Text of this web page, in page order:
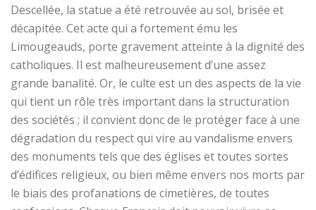
Descellée, la statue a été retrouvée au sol, brisée et
décapitée. Cet acte qui a fortement ému les
Limougeauds, porte gravement atteinte à la dignité des
catholiques. Il est malheureusement d’une assez
grande banalité. Or, le culte est un des aspects de la vie
qui tient un rôle très important dans la structuration
des sociétés ; il convient donc de le protéger face à une
dégradation du respect qui vire au vandalisme envers
des monuments tels que des églises et toutes sortes
d’édifices religieux, ou bien même envers nos morts par
le biais des profanations de cimetières, de toutes